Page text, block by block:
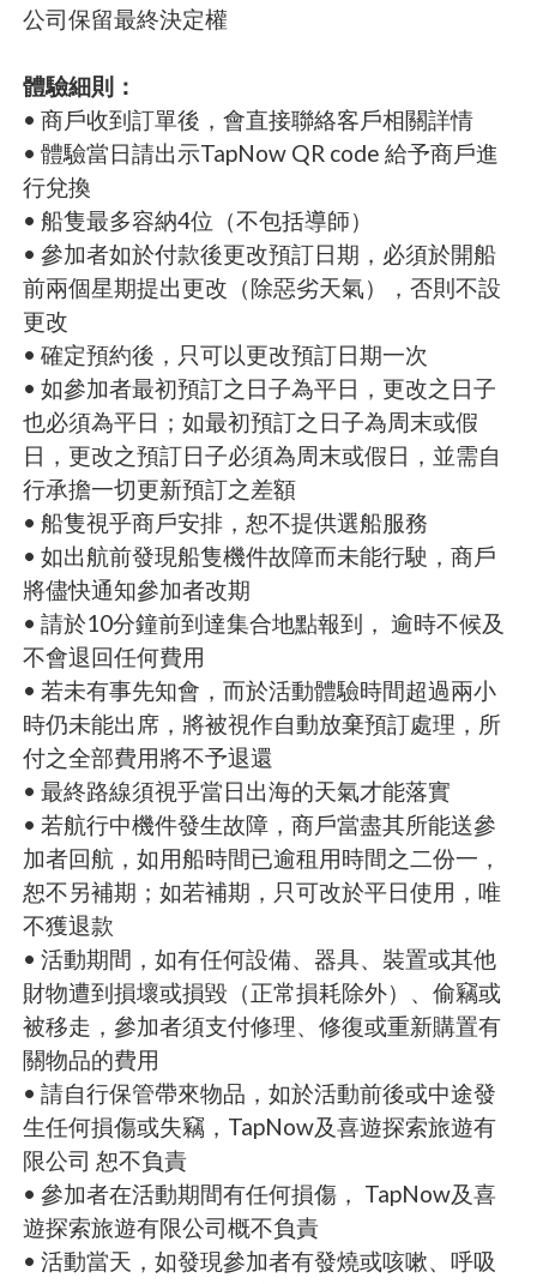
公司保留最終決定權
體驗細則：
• 商戶收到訂單後，會直接聯絡客戶相關詳情
• 體驗當日請出示TapNow QR code 給予商戶進
行兌換
• 船隻最多容納4位（不包括導師）
• 參加者如於付款後更改預訂日期，必須於開船
前兩個星期提出更改（除惡劣天氣），否則不設
更改
• 確定預約後，只可以更改預訂日期一次
• 如參加者最初預訂之日子為平日，更改之日子
也必須為平日；如最初預訂之日子為周末或假
日，更改之預訂日子必須為周末或假日，並需自
行承擔一切更新預訂之差額
• 船隻視乎商戶安排，恕不提供選船服務
• 如出航前發現船隻機件故障而未能行駛，商戶
將儘快通知參加者改期
• 請於10分鐘前到達集合地點報到， 逾時不候及
不會退回任何費用
• 若未有事先知會，而於活動體驗時間超過兩小
時仍未能出席，將被視作自動放棄預訂處理，所
付之全部費用將不予退還
• 最終路線須視乎當日出海的天氣才能落實
• 若航行中機件發生故障，商戶當盡其所能送參
加者回航，如用船時間已逾租用時間之二份一，
恕不另補期；如若補期，只可改於平日使用，唯
不獲退款
• 活動期間，如有任何設備、器具、裝置或其他
財物遭到損壞或損毀（正常損耗除外）、偷竊或
被移走，參加者須支付修理、修復或重新購置有
關物品的費用
• 請自行保管帶來物品，如於活動前後或中途發
生任何損傷或失竊，TapNow及喜遊探索旅遊有
限公司 恕不負責
• 參加者在活動期間有任何損傷， TapNow及喜
遊探索旅遊有限公司概不負責
• 活動當天，如發現參加者有發燒或咳嗽、呼吸